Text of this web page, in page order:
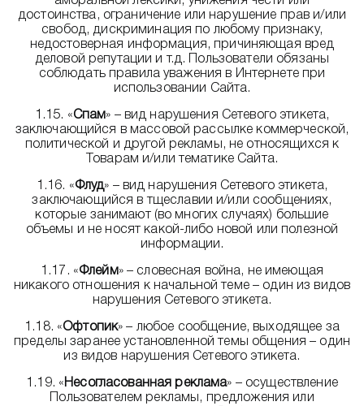
достоинства, ограничение или нарушение прав и/или
свобод, дискриминация по любому признаку,
недостоверная информация, причиняющая вред
деловой репутации и т.д. Пользователи обязаны
соблюдать правила уважения в Интернете при
использовании Сайта.
1.15. «Спам» – вид нарушения Сетевого этикета,
заключающийся в массовой рассылке коммерческой,
политической и другой рекламы, не относящихся к
Товарам и/или тематике Сайта.
1.16. «Флуд» – вид нарушения Сетевого этикета,
заключающийся в тщеславии и/или сообщениях,
которые занимают (во многих случаях) большие
объемы и не носят какой-либо новой или полезной
информации.
1.17. «Флейм» – словесная война, не имеющая
никакого отношения к начальной теме – один из видов
нарушения Сетевого этикета.
1.18. «Офтопик» – любое сообщение, выходящее за
пределы заранее установленной темы общения – один
из видов нарушения Сетевого этикета.
1.19. « Несогласованная реклама» – осуществление
Пользователем рекламы, предложения или